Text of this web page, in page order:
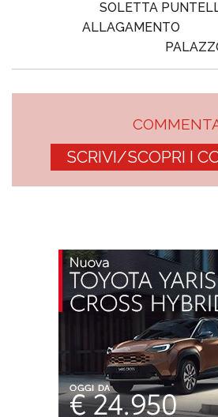
SOLETTA
ALLAGAMENTO
SCRIVI/SCOPRI I